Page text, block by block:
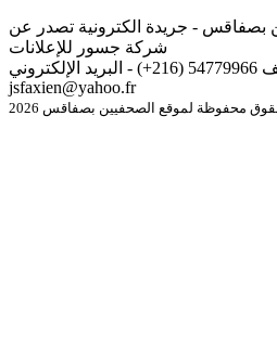
بصفاقس - جريدة الكترونية تصدر عن
شركة جسور للإعلانات
للإتصال أو نشر الردود الهاتف 54779966 (216+) - البريد الإلكتروني
jsfaxien@yahoo.fr
محفوظة لموقع الصحفيين بصفاقس 2026